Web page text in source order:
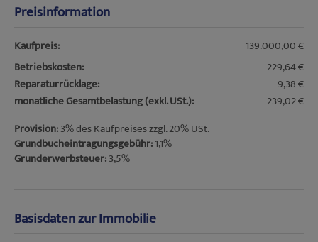
Preisinformation
Kaufpreis:
139.000,00 €
Betriebskosten:
229,64 €
Reparaturrücklage:
9,38 €
monatliche Gesamtbelastung (exkl. USt.):
239,02 €
Provision:3% des Kaufpreises zzgl. 20% USt.
Grundbucheintragungsgebühr:1,1%
Grunderwerbsteuer:3,5%
Basisdaten zur Immobilie